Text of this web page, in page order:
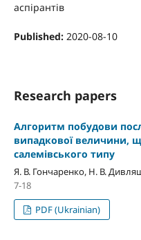
аспiрантiв
Published: 2020-08-10
Research papers
Алгоритм побудови
випадкової величини,
салемівського типу
Я. В. Гончаренко, Н. В.
7-18
PDF (Ukrainian)